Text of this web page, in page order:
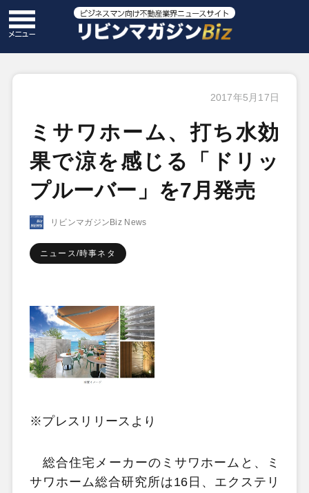
2017年5月17日
ミサワホーム、打ち水効
果で涼を感じる「ドリッ
プルーバー」を7月発売
リビンマガジンBiz News
ニュース/時事ネタ
※プレスリリースより
総合住宅メーカーのミサワホームと、ミ
サワホーム総合研究所は16日、エクステリ